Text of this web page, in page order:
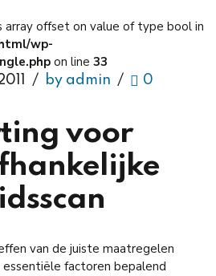
array offset on value of type bool in
wp-
on line 33
by admin 0
voor
van de juiste maatregelen
factoren bepalend